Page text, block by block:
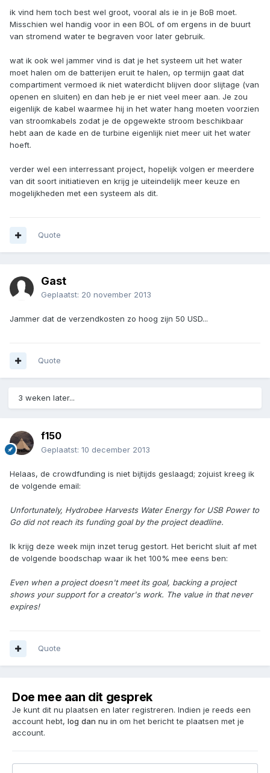
ik vind hem toch best wel groot, vooral als ie in je BoB moet.
Misschien wel handig voor in een BOL of om ergens in de buurt
van stromend water te begraven voor later gebruik.
wat ik ook wel jammer vind is dat je het systeem uit het water
moet halen om de batterijen eruit te halen, op termijn gaat dat
compartiment vermoed ik niet waterdicht blijven door slijtage (van
openen en sluiten) en dan heb je er niet veel meer aan. Je zou
eigenlijk de kabel waarmee hij in het water hang moeten voorzien
van stroomkabels zodat je de opgewekte stroom beschikbaar
hebt aan de kade en de turbine eigenlijk niet meer uit het water
hoeft.
verder wel een interressant project, hopelijk volgen er meerdere
van dit soort initiatieven en krijg je uiteindelijk meer keuze en
mogelijkheden met een systeem als dit.
Quote
Gast
Geplaatst: 20 november 2013
Jammer dat de verzendkosten zo hoog zijn 50 USD...
Quote
3 weken later...
f150
Geplaatst: 10 december 2013
Helaas, de crowdfunding is niet bijtijds geslaagd; zojuist kreeg ik
de volgende email:
Unfortunately, Hydrobee Harvests Water Energy for USB Power to
Go did not reach its funding goal by the project deadline.
Ik krijg deze week mijn inzet terug gestort. Het bericht sluit af met
de volgende boodschap waar ik het 100% mee eens ben:
Even when a project doesn't meet its goal, backing a project
shows your support for a creator's work. The value in that never
expires!
Quote
Doe mee aan dit gesprek
Je kunt dit nu plaatsen en later registreren. Indien je reeds een
account hebt, log dan nu in om het bericht te plaatsen met je
account.